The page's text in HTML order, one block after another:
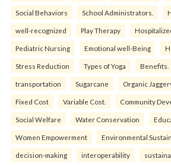
Social Behaviors School Administrators.
well-recognized Play Therapy
Pediatric Nursing Emotional well-Being
Stress Reduction Types of Yoga Benefits.
transportation Sugarcane Organic
Fixed Cost Variable Cost. Community
Social Welfare Water Conservation
Women Empowerment Environmental
decision-making interoperability